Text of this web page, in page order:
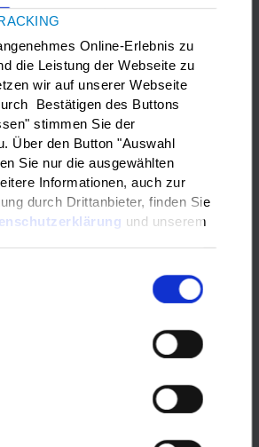
Online-Erlebnis zu
die Leistung der Webseite zu
wir auf unserer Webseite
Bestätigen des Buttons
stimmen Sie der
Über den Button "Auswahl
Sie nur die ausgewählten
Informationen, auch zur
durch Drittanbieter, finden Sie
und unserem
rumänische Hinterglasmalerei
oder afrikanisches Tanzen,
Vorträge und Konferenzen, die
zur Debatte über Integration und
beitragen,
Angebote für Kinder wie ein
Theaterstück oder ein Russisch-
Schnupperkurs,
oder auch ein ökumenisches
Friedensgebet.
Die Veranstaltungen sind kostenfrei
Teilweise ist angesichts der
Bestimmungen mit Blick auf die
Corona-Pandemie eine vorherige
Anmeldung beim jeweiligen
Das große Fest zur Eröffnung, das
Ständen und einem bunten